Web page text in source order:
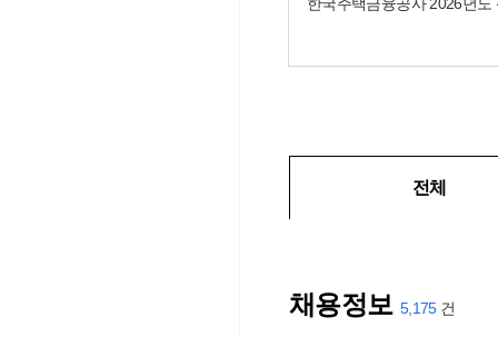
전체
채용정보 5,175